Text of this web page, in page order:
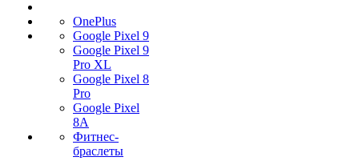
OnePlus
Google Pixel 9
Google Pixel 9
Pro XL
Google Pixel 8
Pro
Google Pixel
8A
Фитнес-
браслеты